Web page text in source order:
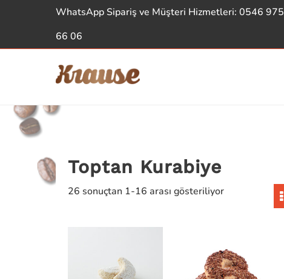
WhatsApp Sipariş ve Müşteri Hizmetleri: 0546 975
66 06
Toptan Kurabiye
26 sonuçtan 1-16 arası gösteriliyor